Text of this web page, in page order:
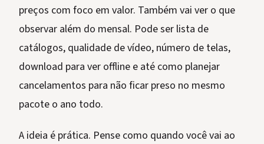
preços com foco em valor. Também vai ver o que
observar além do mensal. Pode ser lista de
catálogos, qualidade de vídeo, número de telas,
download para ver offline e até como planejar
cancelamentos para não ficar preso no mesmo
pacote o ano todo.
A ideia é prática. Pense como quando você vai ao